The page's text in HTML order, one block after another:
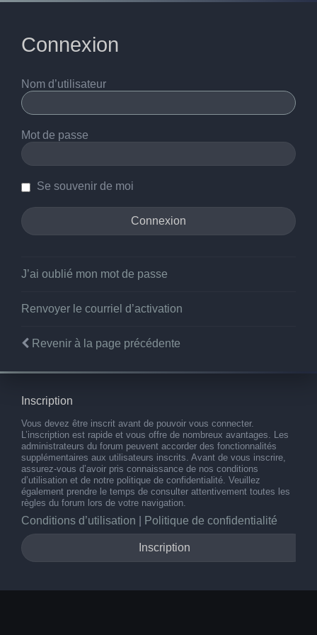
Connexion
Nom d’utilisateur
Mot de passe
Se souvenir de moi
J’ai oublié mon mot de passe
Renvoyer le courriel d’activation
Revenir à la page précédente
Inscription
Vous devez être inscrit avant de pouvoir vous connecter.
L’inscription est rapide et vous offre de nombreux avantages. Les
administrateurs du forum peuvent accorder des fonctionnalités
supplémentaires aux utilisateurs inscrits. Avant de vous inscrire,
assurez-vous d’avoir pris connaissance de nos conditions
d’utilisation et de notre politique de confidentialité. Veuillez
également prendre le temps de consulter attentivement toutes les
règles du forum lors de votre navigation.
Conditions d’utilisation Politique de confidentialité
Inscription